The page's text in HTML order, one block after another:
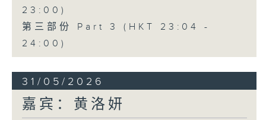
23:00)
第三部份 Part 3 (HKT 23:04 -
24:00)
31/05/2026
嘉宾：黄洛妍